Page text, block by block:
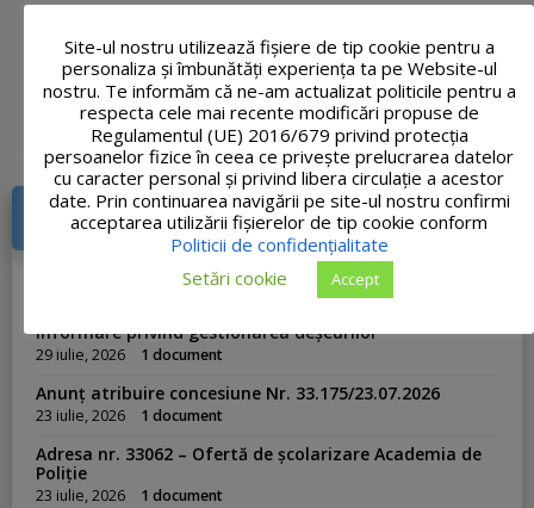
31 decembrie, 2018
C
e
g
o
r
i
Declarații de avere și interes funcționari
AVIZIER ELECTRONIC
Anunț atribuire vânzare teren din 31.07.2026
Informare privind gestionarea deșeurilor
29 iulie, 2026 1 document
Anunț atribuire concesiune Nr. 33.175/23.07.2026
23 iulie, 2026 1 document
Adresa nr. 33062 – Ofertă de școlarizare Academia de
Poliție
23 iulie, 2026 1 document
Site-ul nostru utilizează fişiere de tip cookie pentru a
personaliza și îmbunătăți experiența ta pe Website-ul
nostru. Te informăm că ne-am actualizat politicile pentru a
respecta cele mai recente modificări propuse de
Regulamentul (UE) 2016/679 privind protecția
persoanelor fizice în ceea ce privește prelucrarea datelor
cu caracter personal și privind libera circulație a acestor
date. Prin continuarea navigării pe site-ul nostru confirmi
acceptarea utilizării fişierelor de tip cookie conform
Politicii de confidențialitate
Setări cookie
Accept